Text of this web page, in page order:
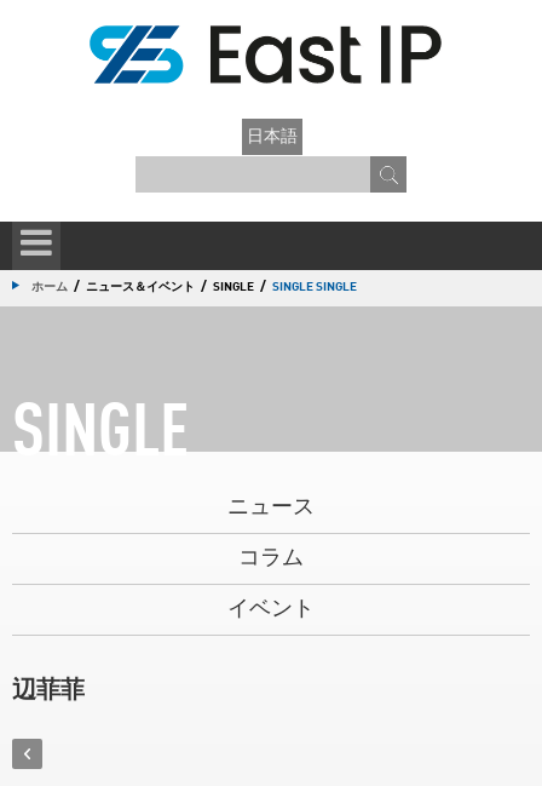
日本語
ホーム / ニュース＆イベント / SINGLE / SINGLE SINGLE
SINGLE
ニュース
コラム
イベント
辺菲菲